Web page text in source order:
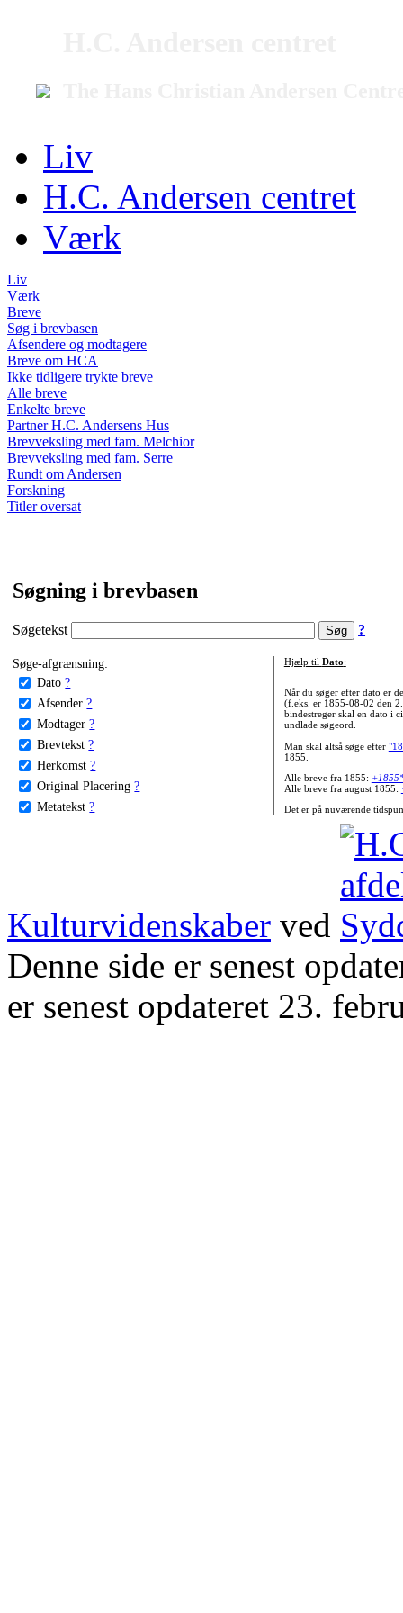
Liv
H.C. Andersen centret
Værk
Liv
Værk
Breve
Søg i brevbasen
Afsendere og modtagere
Breve om HCA
Ikke tidligere trykte breve
Alle breve
Enkelte breve
Partner H.C. Andersens Hus
Brevveksling med fam. Melchior
Brevveksling med fam. Serre
Rundt om Andersen
Forskning
Titler oversat
Søgning i brevbasen
Søgetekst ?
Søge-afgrænsning:
Dato ?
Afsender ?
Modtager ?
Brevtekst ?
Herkomst ?
Original Placering ?
Metatekst ?
Hjælp til Dato:
Når du søger efter dato er
(f.eks. er 1855-08-02 den
bindestreger skal en dato i
undlade søgeord.
Man skal altså søge efter
1855.
Alle breve fra 1855:
Alle breve fra august 1855:
Det er på nuværende
Kulturvidenskaber ved
Denne side er senest
er senest opdateret 23.